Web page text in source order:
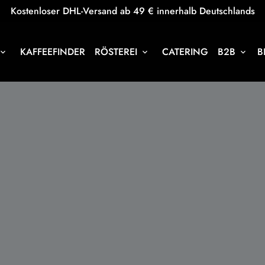
Kostenloser DHL-Versand ab 49 € innerhalb Deutschlands
keyboard_arrow_down KAFFEEFINDER RÖSTEREI keyboard_arrow_down CATERING B2B keyboard_arrow_down